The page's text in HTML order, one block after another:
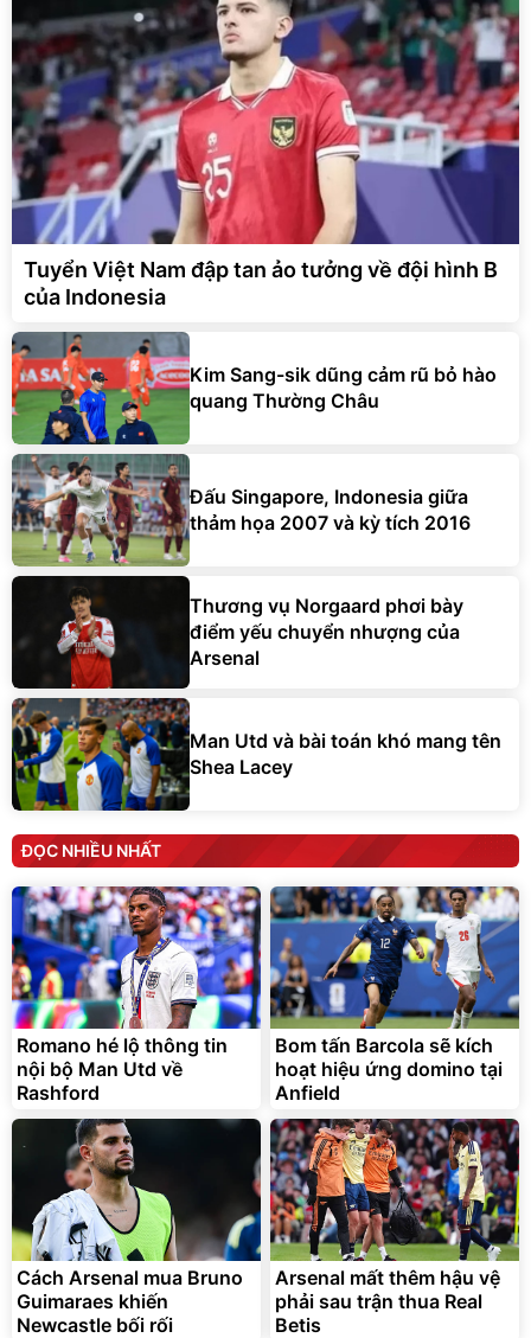
Tuyển Việt Nam đập tan ảo tưởng về đội hình B
của Indonesia
Kim Sang-sik dũng cảm rũ bỏ hào
quang Thường Châu
Đấu Singapore, Indonesia giữa
thảm họa 2007 và kỳ tích 2016
Thương vụ Norgaard phơi bày
điểm yếu chuyển nhượng của
Arsenal
Man Utd và bài toán khó mang tên
Shea Lacey
ĐỌC NHIỀU NHẤT
Romano hé lộ thông tin
nội bộ Man Utd về
Rashford
Bom tấn Barcola sẽ kích
hoạt hiệu ứng domino tại
Anfield
Cách Arsenal mua Bruno
Guimaraes khiến
Newcastle bối rối
Arsenal mất thêm hậu vệ
phải sau trận thua Real
Betis